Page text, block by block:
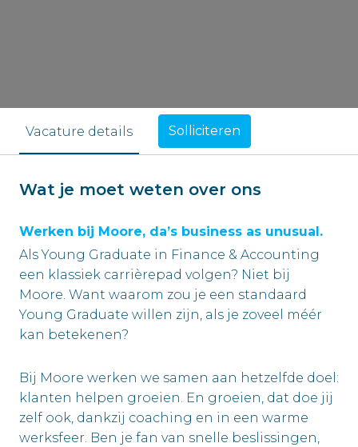
Vacature details Solliciteren
Wat je moet weten over ons
Werken bij Moore, da’s business as unusual.
Als Young Graduate in Finance & Accounting
een klassiek carrièrepad volgen? Niet bij
Moore. Want waarom zou je een standaard
Young Graduate willen zijn, als je zoveel méér
kan betekenen?
Bij Moore werken we samen aan hetzelfde doel:
klanten helpen groeien. En groeien, dat doe jij
zelf ook, dankzij coaching en in een warme
werksfeer. Ben je fan van snelle beslissingen,